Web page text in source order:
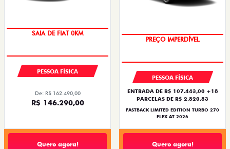
PESSOA FÍSICA
De: R$ 162.490,00
R$ 146.290,00
Quero agora!
PESSOA FÍSICA
ENTRADA DE R$ 107.443,00 +18
PARCELAS DE R$ 2.820,83
FASTBACK LIMITED EDITION TURBO 270
FLEX AT 2026
Quero agora!